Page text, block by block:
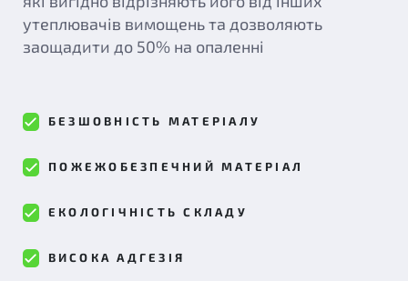
утеплювачів вимощень та дозволяють
заощадити до 50% на опаленні
БЕЗШОВНІСТЬ МАТЕРІАЛУ
ПОЖЕЖОБЕЗПЕЧНИЙ МАТЕРІАЛ
ЕКОЛОГІЧНІСТЬ СКЛАДУ
ВИСОКА АДГЕЗІЯ